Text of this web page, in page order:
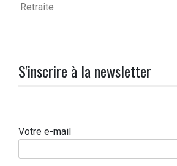
Retraite
S'inscrire à la newsletter
Votre e-mail